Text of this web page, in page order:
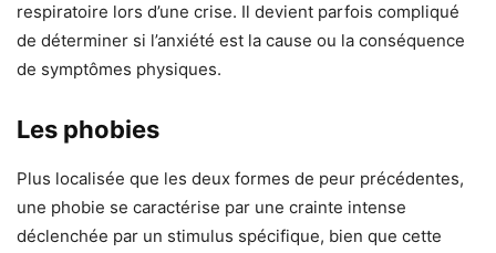
respiratoire lors d’une crise. Il devient parfois compliqué
de déterminer si l’anxiété est la cause ou la conséquence
de symptômes physiques.
Les phobies
Plus localisée que les deux formes de peur précédentes,
une phobie se caractérise par une crainte intense
déclenchée par un stimulus spécifique, bien que cette